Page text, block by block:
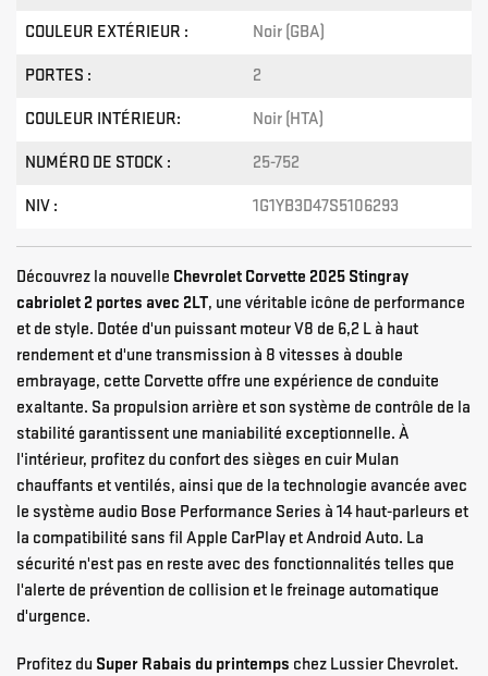
COULEUR EXTÉRIEUR : Noir (GBA)
PORTES : 2
COULEUR INTÉRIEUR: Noir (HTA)
NUMÉRO DE STOCK : 25-752
NIV : 1G1YB3D47S5106293
Découvrez la nouvelle Chevrolet Corvette 2025 Stingray
cabriolet 2 portes avec 2LT, une véritable icône de performance
et de style. Dotée d'un puissant moteur V8 de 6,2 L à haut
rendement et d'une transmission à 8 vitesses à double
embrayage, cette Corvette offre une expérience de conduite
exaltante. Sa propulsion arrière et son système de contrôle de la
stabilité garantissent une maniabilité exceptionnelle. À
l'intérieur, profitez du confort des sièges en cuir Mulan
chauffants et ventilés, ainsi que de la technologie avancée avec
le système audio Bose Performance Series à 14 haut-parleurs et
la compatibilité sans fil Apple CarPlay et Android Auto. La
sécurité n'est pas en reste avec des fonctionnalités telles que
l'alerte de prévention de collision et le freinage automatique
d'urgence.
Profitez du Super Rabais du printemps chez Lussier Chevrolet.